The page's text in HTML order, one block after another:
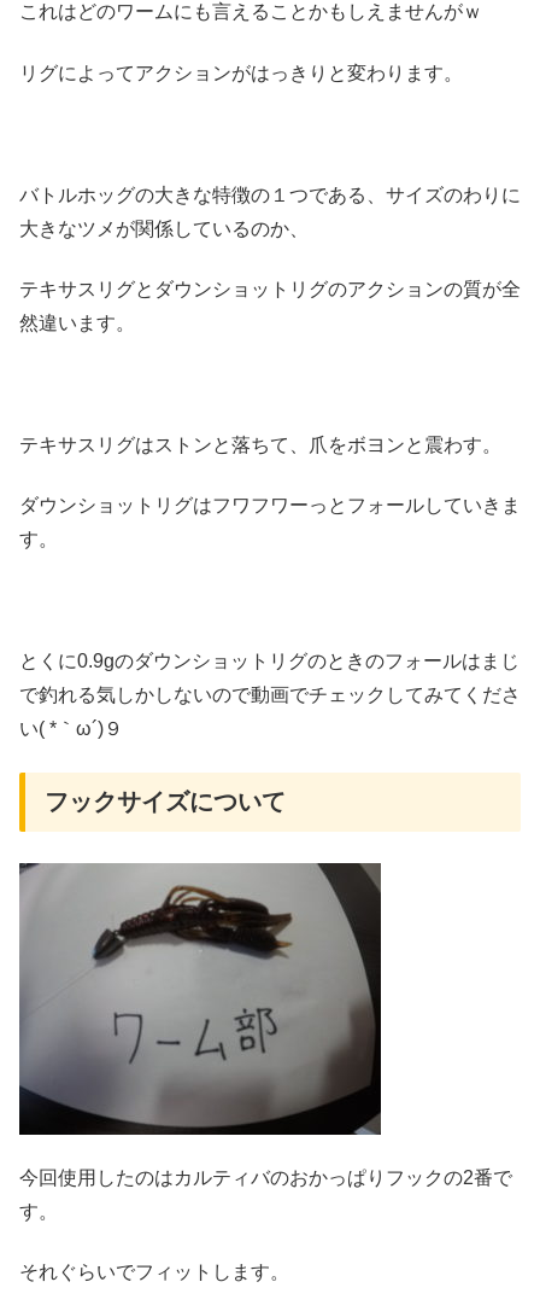
これはどのワームにも言えることかもしえませんがｗ
リグによってアクションがはっきりと変わります。
バトルホッグの大きな特徴の１つである、サイズのわりに
大きなツメが関係しているのか、
テキサスリグとダウンショットリグのアクションの質が全
然違います。
テキサスリグはストンと落ちて、爪をボヨンと震わす。
ダウンショットリグはフワフワーっとフォールしていきま
す。
とくに0.9gのダウンショットリグのときのフォールはまじ
で釣れる気しかしないので動画でチェックしてみてくださ
い( *｀ω´)９
フックサイズについて
今回使用したのはカルティバのおかっぱりフックの2番で
す。
それぐらいでフィットします。